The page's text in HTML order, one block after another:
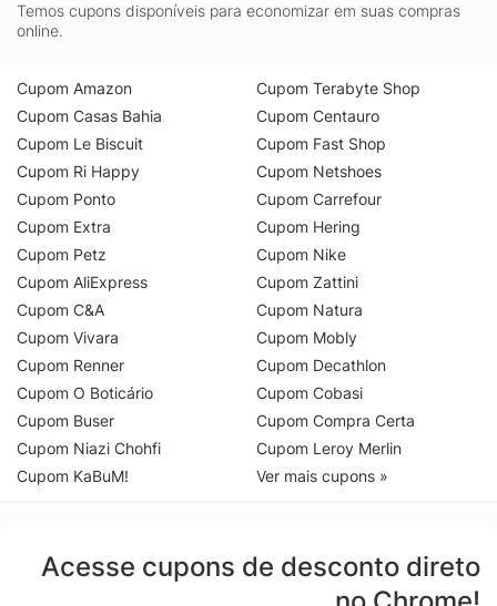
Temos cupons disponíveis para economizar em suas compras
online.
Cupom Amazon
Cupom Casas Bahia
Cupom Le Biscuit
Cupom Ri Happy
Cupom Ponto
Cupom Extra
Cupom Petz
Cupom AliExpress
Cupom C&A
Cupom Vivara
Cupom Renner
Cupom O Boticário
Cupom Buser
Cupom Niazi Chohfi
Cupom KaBuM!
Cupom Terabyte Shop
Cupom Centauro
Cupom Fast Shop
Cupom Netshoes
Cupom Carrefour
Cupom Hering
Cupom Nike
Cupom Zattini
Cupom Natura
Cupom Mobly
Cupom Decathlon
Cupom Cobasi
Cupom Compra Certa
Cupom Leroy Merlin
Ver mais cupons »
Acesse cupons de desconto direto